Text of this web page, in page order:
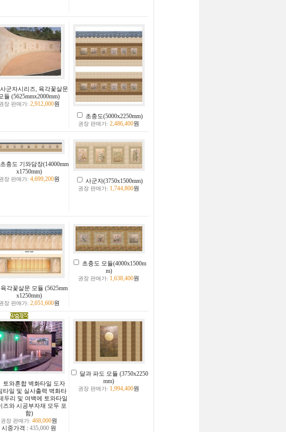
사군자시리즈, 육각꽃살문
듈 (5625mmx2000mm)
장 판매가: 2,912,000원
초충도(5000x2250mm)
권장 판매가:2,486,400원
초충도 기와담장(14000mm
x1750mm)
장 판매가: 4,699,200원 사군자(3750x1500mm)
권장 판매가: 1,744,800원
육각꽃살문 모듈 (5625mm
x1250mm)
장 판매가: 2,051,600원
초충도 모듈(4000x1500m
m)
권장 판매가: 1,638,400원
토와혼합 벽화타일 도자
타일 및 실사출력 벽화타
두리 및 여백에 토와타일
즈와 시공부자재 모두 포
함)
권장 판매가:468,000원
시중가격 :435,000 원
달과 파도 모듈 (3750x2250
mm)
권장 판매가: 1,994,400원